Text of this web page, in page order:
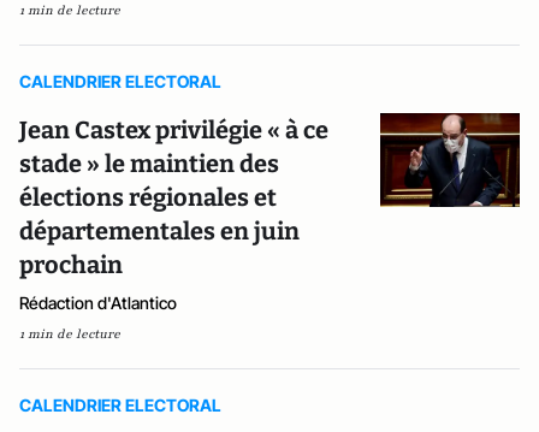
1 min de lecture
CALENDRIER ELECTORAL
Jean Castex privilégie « à ce
stade » le maintien des
élections régionales et
départementales en juin
prochain
Rédaction d'Atlantico
1 min de lecture
CALENDRIER ELECTORAL